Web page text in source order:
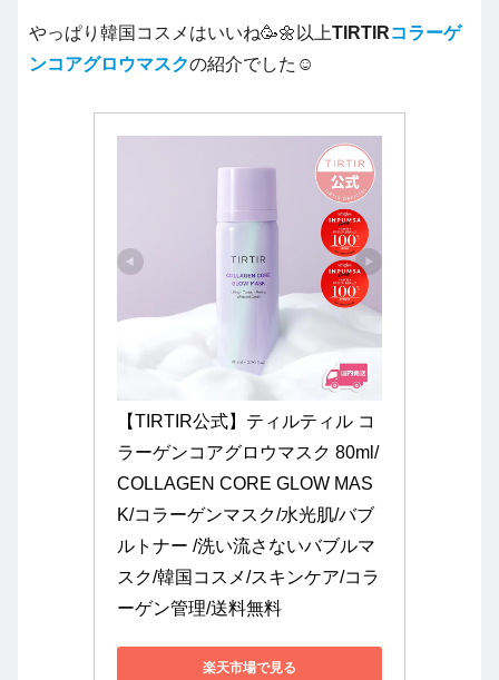
やっぱり韓国コスメはいいね🥳🌼以上TIRTIRコラーゲ
ンコアグロウマスクの紹介でした☺️
【TIRTIR公式】ティルティル コ
ラーゲンコアグロウマスク 80ml/
COLLAGEN CORE GLOW MAS
K/コラーゲンマスク/水光肌/バブ
ルトナー /洗い流さないバブルマ
スク/韓国コスメ/スキンケア/コラ
ーゲン管理/送料無料
楽天市場で見る